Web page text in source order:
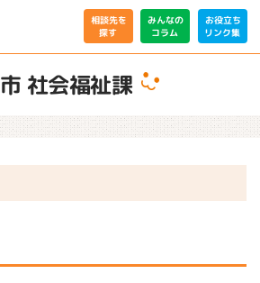
相談先を
探す
みんなの
コラム
お役立ち
リンク集
社会福祉課